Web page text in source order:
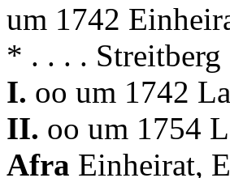
um 1742
* . . . .
I. oo um 1742
II. oo um 1754
Afra Einheirat,